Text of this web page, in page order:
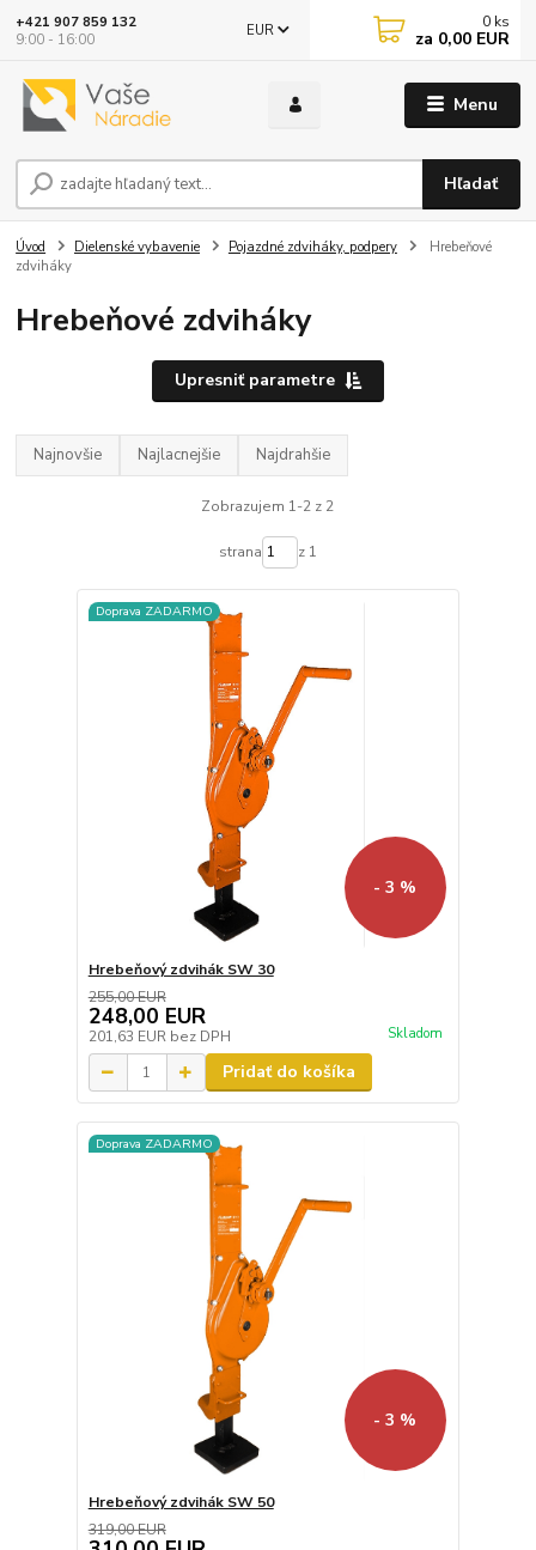
Menu
EUR
Hľadať
+421 907 859 132
9:00 - 16:00
0 ks
za 0,00 EUR
Úvod Dielenské vybavenie Pojazdné zdviháky, podpery
Hrebeňové
zdviháky
Hrebeňové zdviháky
Upresniť parametre
Najnovšie Najlacnejšie Najdrahšie
Zobrazujem 1-2 z 2
strana z 1
Doprava ZADARMO
- 3 %
Hrebeňový zdvihák SW 30
255,00 EUR
248,00 EUR
201,63 EUR bez DPH Skladom
Pridať do košíka
Doprava ZADARMO
- 3 %
Hrebeňový zdvihák SW 50
319,00 EUR